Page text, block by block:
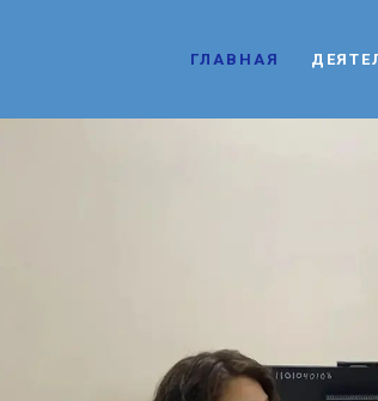
ГЛАВНАЯ